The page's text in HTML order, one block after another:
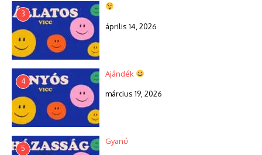
3
április 14, 2026
4
Ajándék
március 19, 2026
5
Gyanú